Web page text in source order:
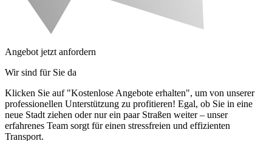
Angebot jetzt anfordern
Wir sind für Sie da
Klicken Sie auf "Kostenlose Angebote erhalten", um von unserer
professionellen Unterstützung zu profitieren! Egal, ob Sie in eine
neue Stadt ziehen oder nur ein paar Straßen weiter – unser
erfahrenes Team sorgt für einen stressfreien und effizienten
Transport.